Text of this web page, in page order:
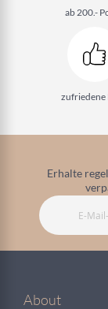
ab 200.-
zufriedene
Erhalte
About